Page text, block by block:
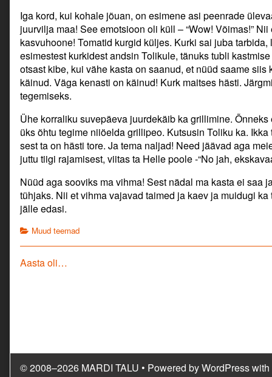
Iga kord, kui kohale jõuan, on esimene asi peenrade
juurvilja maa! See emotsioon oli küll – “Wow! Võimas!”
kasvuhoone! Tomatid kurgid küljes. Kurki sai juba
esimestest kurkidest andsin Tolikule, tänuks tubli
otsast kibe, kui vähe kasta on saanud, et nüüd saame
käinud. Väga kenasti on käinud! Kurk maitses hästi.
tegemiseks.
Ühe korraliku suvepäeva juurdekäib ka grillimine.
üks õhtu tegime niiöelda grillipeo. Kutsusin Toliku ka.
sest ta on hästi tore. Ja tema naljad! Need jäävad aga
juttu tiigi rajamisest, viitas ta Helle poole -“No jah,
Nüüd aga sooviks ma vihma! Sest nädal ma kasta ei saa
tühjaks. Nii et vihma vajavad taimed ja kaev ja muidugi
jälle edasi.
Categories
Muud teemad
Navigeerimine
Previous
Aasta oli…
© 2008–2026 MARDI TALU • Powered byWordPresswith